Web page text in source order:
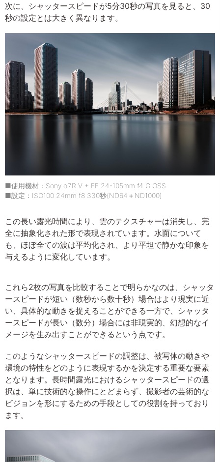
次に、シャッタースピードが5分30秒の写真を見ると、30
秒の設定とは大きく異なります。
■使用機材：Sony α7R V + FE 24-105mm f4 G OSS
■設定：ISO100 24mm f8 330秒(ND64＋ND1000)
この長い露光時間により、雲のテクスチャーは消失し、完
全に抽象化された形で表現されています。水面について
も、ほぼ全ての波は平均化され、より平坦で静かな印象を
与えるように変化しています。
これら2枚の写真を比較することで明らかなのは、シャッタ
ースピードが短い（数秒から数十秒）場合はより現実に近
い、具体的な動きを捉えることができる一方で、シャッタ
ースピードが長い（数分）場合には非現実的、幻想的なイ
メージを生み出すことができるという点です。
このようなシャッタースピードの調整は、被写体の動きや
環境の特性をどのように表現するかを決定する重要な要素
となります。長時間露光におけるシャッタースピードの選
択は、単に技術的な操作にとどまらず、撮影者の芸術的な
ビジョンを形にするための手段としての役割を持っており
ます。